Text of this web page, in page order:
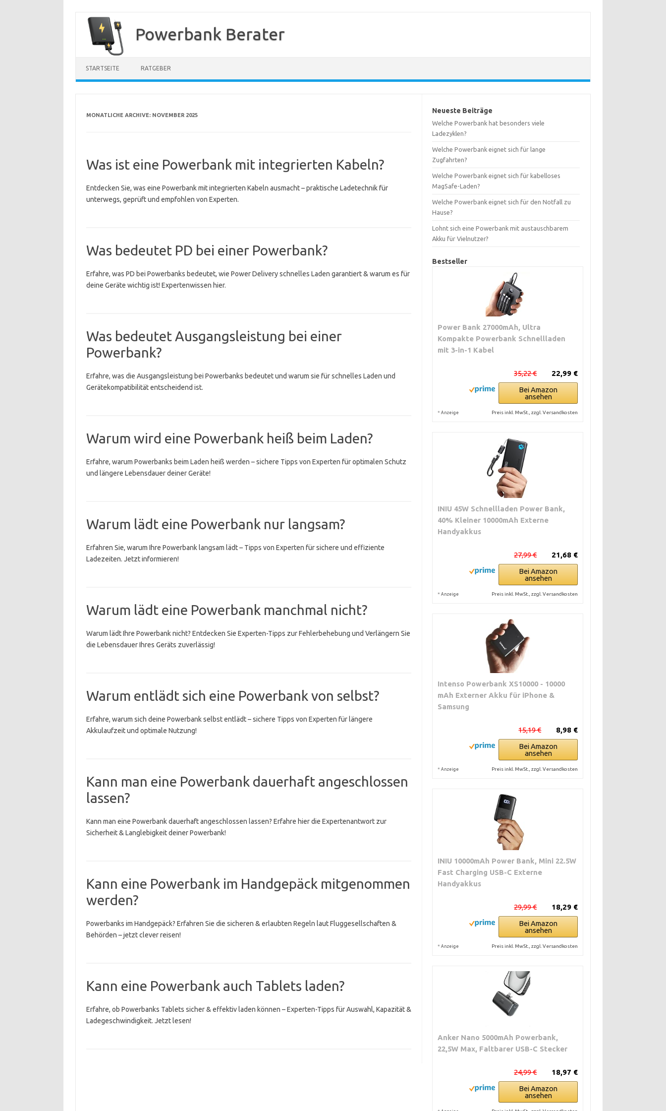
Inhalt
springen
Powerbank Berater
STARTSEITE RATGEBER
MONATLICHE ARCHIVE: NOVEMBER 2025
Was ist eine Powerbank mit integrierten Kabeln?
Entdecken Sie, was eine Powerbank mit integrierten Kabeln ausmacht – praktische Ladetechnik für
unterwegs, geprüft und empfohlen von Experten.
Was bedeutet PD bei einer Powerbank?
Erfahre, was PD bei Powerbanks bedeutet, wie Power Delivery schnelles Laden garantiert & warum es für
deine Geräte wichtig ist! Expertenwissen hier.
Was bedeutet Ausgangsleistung bei einer
Powerbank?
Erfahre, was die Ausgangsleistung bei Powerbanks bedeutet und warum sie für schnelles Laden und
Gerätekompatibilität entscheidend ist.
Warum wird eine Powerbank heiß beim Laden?
Erfahre, warum Powerbanks beim Laden heiß werden – sichere Tipps von Experten für optimalen Schutz
und längere Lebensdauer deiner Geräte!
Warum lädt eine Powerbank nur langsam?
Erfahren Sie, warum Ihre Powerbank langsam lädt – Tipps von Experten für sichere und effiziente
Ladezeiten. Jetzt informieren!
Warum lädt eine Powerbank manchmal nicht?
Warum lädt Ihre Powerbank nicht? Entdecken Sie Experten-Tipps zur Fehlerbehebung und Verlängern Sie
die Lebensdauer Ihres Geräts zuverlässig!
Warum entlädt sich eine Powerbank von selbst?
Erfahre, warum sich deine Powerbank selbst entlädt – sichere Tipps von Experten für längere
Akkulaufzeit und optimale Nutzung!
Kann man eine Powerbank dauerhaft angeschlossen
lassen?
Kann man eine Powerbank dauerhaft angeschlossen lassen? Erfahre hier die Expertenantwort zur
Sicherheit & Langlebigkeit deiner Powerbank!
Kann eine Powerbank im Handgepäck mitgenommen
werden?
Powerbanks im Handgepäck? Erfahren Sie die sicheren & erlaubten Regeln laut Fluggesellschaften &
Behörden – jetzt clever reisen!
Kann eine Powerbank auch Tablets laden?
Erfahre, ob Powerbanks Tablets sicher & effektiv laden können – Experten-Tipps für Auswahl, Kapazität &
Ladegeschwindigkeit. Jetzt lesen!
Neueste Beiträge
Welche Powerbank hat besonders viele
Ladezyklen?
Welche Powerbank eignet sich für lange
Zugfahrten?
Welche Powerbank eignet sich für kabelloses
MagSafe-Laden?
Welche Powerbank eignet sich für den Notfall zu
Hause?
Lohnt sich eine Powerbank mit austauschbarem
Akku für Vielnutzer?
Bestseller
Power Bank 27000mAh, Ultra
Kompakte Powerbank Schnellladen
mit 3-in-1 Kabel
22,99 €
35,22 €
Bei Amazon
ansehen
* Anzeige Preis inkl. MwSt., zzgl. Versandkosten
INIU 45W Schnellladen Power Bank,
40% Kleiner 10000mAh Externe
Handyakkus
21,68 €
27,99 €
Bei Amazon
ansehen
* Anzeige Preis inkl. MwSt., zzgl. Versandkosten
Intenso Powerbank XS10000 - 10000
mAh Externer Akku für iPhone &
Samsung
8,98 €
15,19 €
Bei Amazon
ansehen
* Anzeige Preis inkl. MwSt., zzgl. Versandkosten
INIU 10000mAh Power Bank, Mini 22.5W
Fast Charging USB-C Externe
Handyakkus
18,29 €
29,99 €
Bei Amazon
ansehen
* Anzeige Preis inkl. MwSt., zzgl. Versandkosten
Anker Nano 5000mAh Powerbank,
22,5W Max, Faltbarer USB-C Stecker
18,97 €
24,99 €
Bei Amazon
ansehen